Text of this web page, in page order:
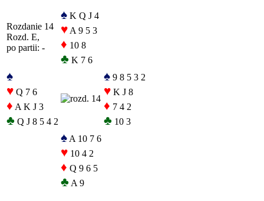
Rozdanie 14
Rozd. E,
po partii: -
♠ K Q J 4
♥ A 9 5 3
♦ 10 8
♣ K 7 6
♠
♥ Q 7 6
♦ A K J 3
♣ Q J 8 5 4 2
♠ 9 8 5 3 2
♥ K J 8
♦ 7 4 2
♣ 10 3
♠ A 10 7 6
♥ 10 4 2
♦ Q 9 6 5
♣ A 9